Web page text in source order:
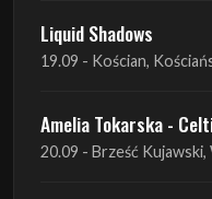
Liquid Shadows
19.09 - Kościan,
Amelia Tokarska -
20.09 - Brześć Kujawski,